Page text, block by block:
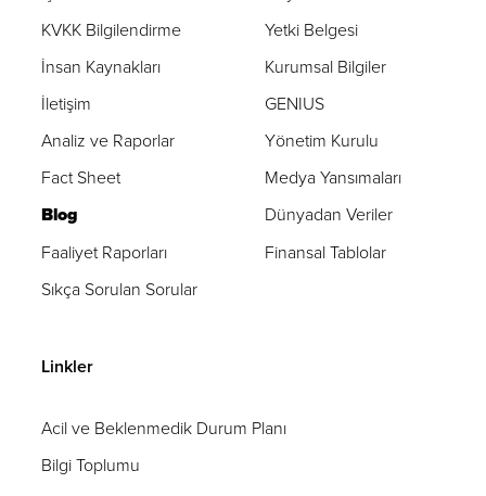
KVKK Bilgilendirme
Yetki Belgesi
İnsan Kaynakları
Kurumsal Bilgiler
İletişim
GENIUS
Analiz ve Raporlar
Yönetim Kurulu
Fact Sheet
Medya Yansımaları
Blog
Dünyadan Veriler
Faaliyet Raporları
Finansal Tablolar
Sıkça Sorulan Sorular
Linkler
Acil ve Beklenmedik Durum Planı
Bilgi Toplumu